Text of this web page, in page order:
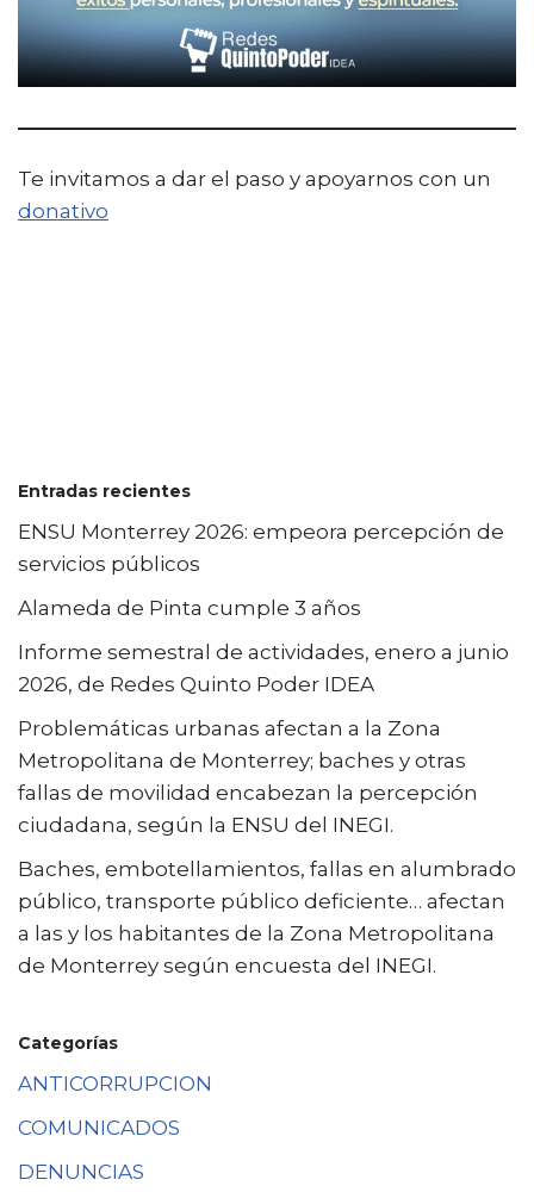
Te invitamos a dar el paso y apoyarnos con un
donativo
Entradas recientes
ENSU Monterrey 2026: empeora percepción de
servicios públicos
Alameda de Pinta cumple 3 años
Informe semestral de actividades, enero a junio
2026, de Redes Quinto Poder IDEA
Problemáticas urbanas afectan a la Zona
Metropolitana de Monterrey; baches y otras
fallas de movilidad encabezan la percepción
ciudadana, según la ENSU del INEGI.
Baches, embotellamientos, fallas en alumbrado
público, transporte público deficiente… afectan
a las y los habitantes de la Zona Metropolitana
de Monterrey según encuesta del INEGI.
Categorías
ANTICORRUPCION
COMUNICADOS
DENUNCIAS